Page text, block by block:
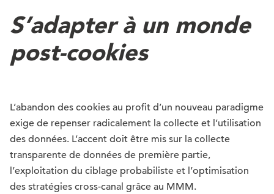
S’adapter à un monde
post-cookies
L’abandon des cookies au profit d’un nouveau paradigme
exige de repenser radicalement la collecte et l’utilisation
des données. L’accent doit être mis sur la collecte
transparente de données de première partie,
l’exploitation du ciblage probabiliste et l’optimisation
des stratégies cross-canal grâce au MMM.